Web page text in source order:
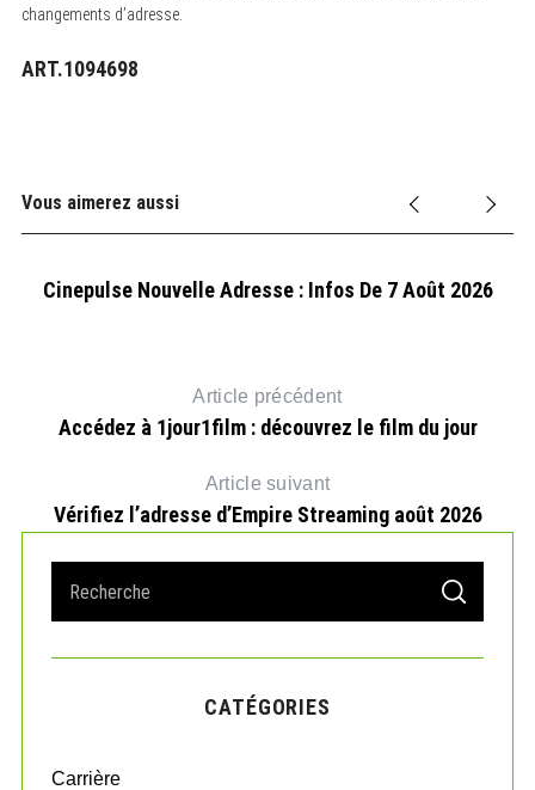
changements d’adresse.
ART.1094698
Vous aimerez aussi
Cinepulse Nouvelle Adresse : Infos De 7 Août 2026
Article précédent
Accédez à 1jour1film : découvrez le film du jour
Article suivant
Vérifiez l’adresse d’Empire Streaming août 2026
r
o
S
A
C
CATÉGORIES
Carrière